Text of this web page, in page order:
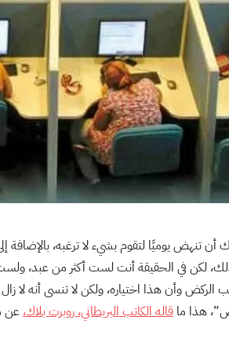
تنهض يوميًا لتقوم بشيء لا ترغبه، بالإضافة
لكن في الحقيقة أنت لست أكثر من عبد،
الركض وأن هذا اختياره، ولكن لا تنسى أنه لا
هذا ما قاله الكاتب البريطاني، روبرت بلاك، عن